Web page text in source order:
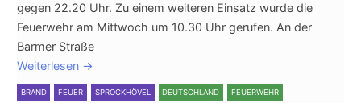
gegen 22.20 Uhr. Zu einem weiteren Einsatz wurde die
Feuerwehr am Mittwoch um 10.30 Uhr gerufen. An der
Barmer Straße
Weiterlesen →
BRAND FEUER SPROCKHÖVEL DEUTSCHLAND FEUERWEHR